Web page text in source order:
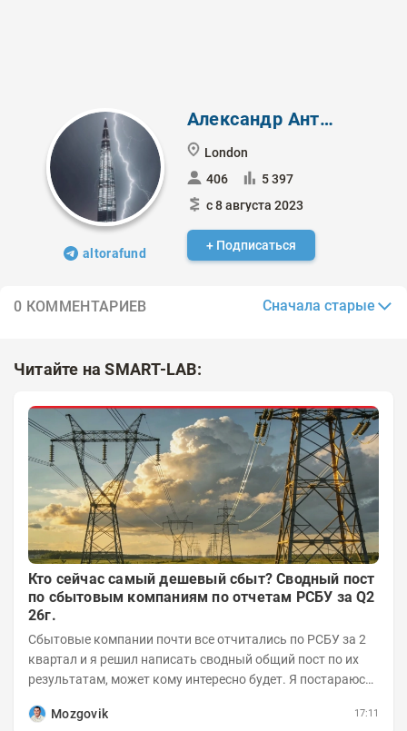
altorafund
Александр Антонов
London
406
5 397
с 8 августа 2023
+ Подписаться
0 КОММЕНТАРИЕВ Сначала старые
Читайте на SMART-LAB:
Кто сейчас самый дешевый сбыт? Сводный пост
по сбытовым компаниям по отчетам РСБУ за Q2
26г.
Сбытовые компании почти все отчитались по РСБУ за 2
квартал и я решил написать сводный общий пост по их
результатам, может кому интересно будет. Я постараюсь
Mozgovik
17:11